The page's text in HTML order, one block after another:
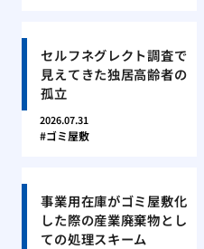
セルフネグレクト調査で
見えてきた独居高齢者の
孤立
2026.07.31
ゴミ屋敷
事業用在庫がゴミ屋敷化
した際の産業廃棄物とし
ての処理スキーム